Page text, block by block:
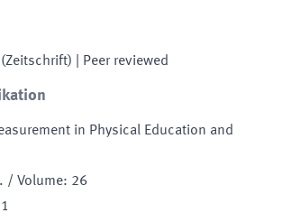
| Peer reviewed
in Physical Education and
/ Volume: 26